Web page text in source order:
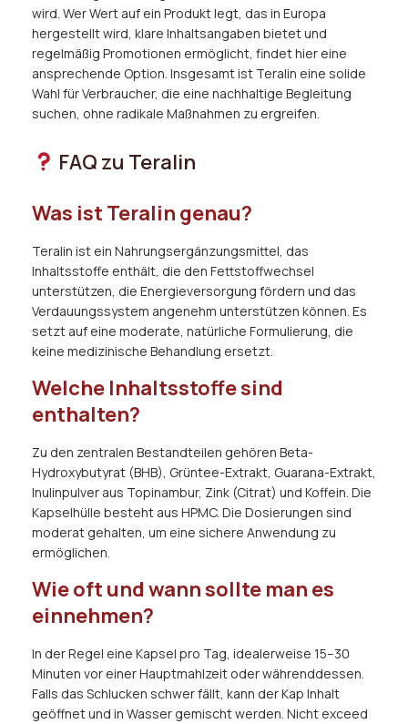
wird. Wer Wert auf ein Produkt legt, das in Europa
hergestellt wird, klare Inhaltsangaben bietet und
regelmäßig Promotionen ermöglicht, findet hier eine
ansprechende Option. Insgesamt ist Teralin eine solide
Wahl für Verbraucher, die eine nachhaltige Begleitung
suchen, ohne radikale Maßnahmen zu ergreifen.
FAQ zu Teralin
Was ist Teralin genau?
Teralin ist ein Nahrungsergänzungsmittel, das
Inhaltsstoffe enthält, die den Fettstoffwechsel
unterstützen, die Energieversorgung fördern und das
Verdauungssystem angenehm unterstützen können. Es
setzt auf eine moderate, natürliche Formulierung, die
keine medizinische Behandlung ersetzt.
Welche Inhaltsstoffe sind
enthalten?
Zu den zentralen Bestandteilen gehören Beta-
Hydroxybutyrat (BHB), Grüntee-Extrakt, Guarana-Extrakt,
Inulinpulver aus Topinambur, Zink (Citrat) und Koffein. Die
Kapselhülle besteht aus HPMC. Die Dosierungen sind
moderat gehalten, um eine sichere Anwendung zu
ermöglichen.
Wie oft und wann sollte man es
einnehmen?
In der Regel eine Kapsel pro Tag, idealerweise 15–30
Minuten vor einer Hauptmahlzeit oder währenddessen.
Falls das Schlucken schwer fällt, kann der Kap Inhalt
geöffnet und in Wasser gemischt werden. Nicht exceed